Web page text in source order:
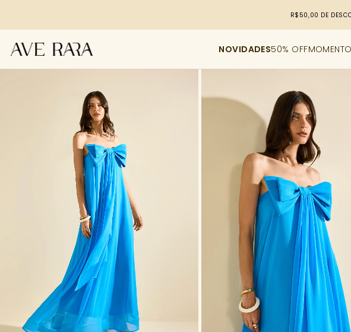
R$50,00 DE
NOVIDADES50% OFF